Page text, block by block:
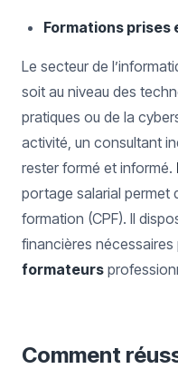
Formations prises
Le secteur de
soit au niveau des
pratiques ou de la
activité, un consultant
rester formé et informé.
portage salarial permet
formation (CPF). Il
financières
formateurs
Comment